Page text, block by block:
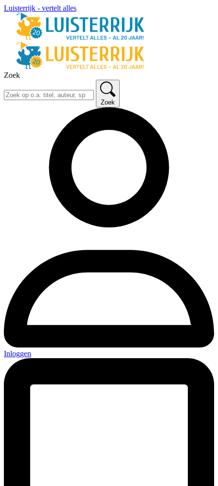
Luisterrijk - vertelt alles
Zoek
Zoek
Inloggen